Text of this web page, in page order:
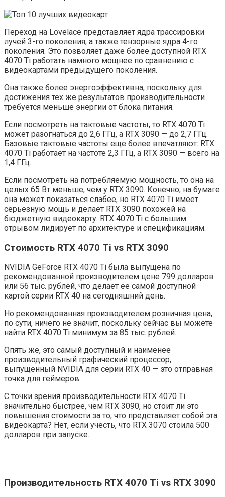
Переход на Lovelace представляет ядра трассировки
лучей 3-го поколения, а также тензорные ядра 4-го
поколения. Это позволяет даже более доступной RTX
4070 Ti работать намного мощнее по сравнению с
видеокартами предыдущего поколения.
Она также более энергоэффективна, поскольку для
достижения тех же результатов производительности
требуется меньше энергии от блока питания.
Если посмотреть на тактовые частоты, то RTX 4070 Ti
может разогнаться до 2,6 ГГц, а RTX 3090 — до 2,7 ГГц.
Базовые тактовые частоты еще более впечатляют: RTX
4070 Ti работает на частоте 2,3 ГГц, а RTX 3090 — всего на
1,4 ГГц.
Если посмотреть на потребляемую мощность, то она на
целых 65 Вт меньше, чем у RTX 3090. Конечно, на бумаге
она может показаться слабее, но RTX 4070 Ti имеет
серьезную мощь и делает RTX 3090 похожей на
бюджетную видеокарту. RTX 4070 Ti с большим
отрывом лидирует по архитектуре и спецификациям.
Стоимость RTX 4070 Ti vs RTX 3090
NVIDIA GeForce RTX 4070 Ti была выпущена по
рекомендованной производителем цене 799 долларов
или 56 тыс. рублей, что делает ее самой доступной
картой серии RTX 40 на сегодняшний день.
Но рекомендованная производителем розничная цена,
по сути, ничего не значит, поскольку сейчас вы можете
найти RTX 4070 Ti минимум за 85 тыс. рублей.
Опять же, это самый доступный и наименее
производительный графический процессор,
выпущенный NVIDIA для серии RTX 40 — это отправная
точка для геймеров.
С точки зрения производительности RTX 4070 Ti
значительно быстрее, чем RTX 3090, но стоит ли это
повышения стоимости за то, что представляет собой эта
видеокарта? Нет, если учесть, что RTX 3070 стоила 500
долларов при запуске.
Производительность RTX 4070 Ti vs RTX 3090